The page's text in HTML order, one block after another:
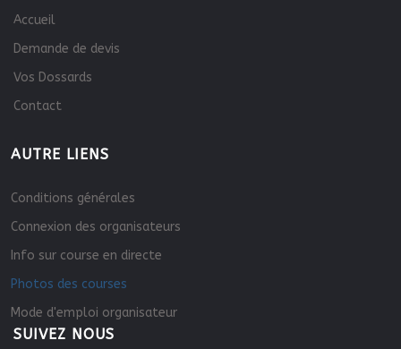
Accueil
Demande de devis
Vos Dossards
Contact
AUTRE LIENS
Conditions générales
Connexion des organisateurs
Info sur course en directe
Photos des courses
Mode d'emploi organisateur
SUIVEZ NOUS